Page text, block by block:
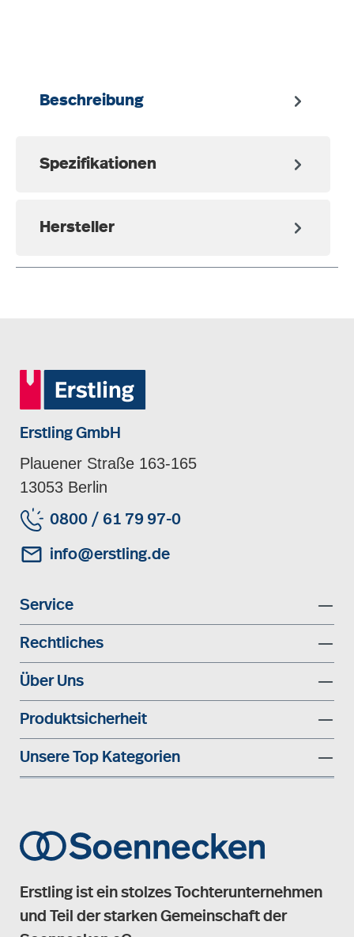
Beschreibung
Spezifikationen
Hersteller
Erstling GmbH
Plauener Straße 163-165
13053 Berlin
0800 / 61 79 97-0
info@erstling.de
Service
Rechtliches
Über Uns
Produktsicherheit
Unsere Top Kategorien
Erstling ist ein stolzes Tochterunternehmen
und Teil der starken Gemeinschaft der